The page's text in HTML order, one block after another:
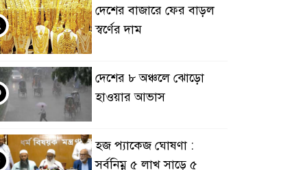
দেশের বাজারে ফের বাড়ল
স্বর্ণের দাম
দেশের ৮ অঞ্চলে ঝোড়ো
হাওয়ার আভাস
হজ প্যাকেজ ঘোষণা :
সর্বনিম্ন ৫ লাখ সাড়ে ৫